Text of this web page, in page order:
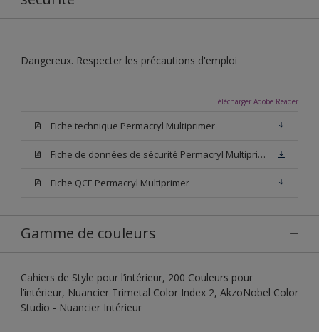
Dangereux. Respecter les précautions d'emploi
Télécharger Adobe Reader
Fiche technique Permacryl Multiprimer
Fiche de données de sécurité Permacryl Multiprimer
Fiche QCE Permacryl Multiprimer
Gamme de couleurs
Cahiers de Style pour l’intérieur, 200 Couleurs pour
l’intérieur, Nuancier Trimetal Color Index 2, AkzoNobel Color
Studio - Nuancier Intérieur